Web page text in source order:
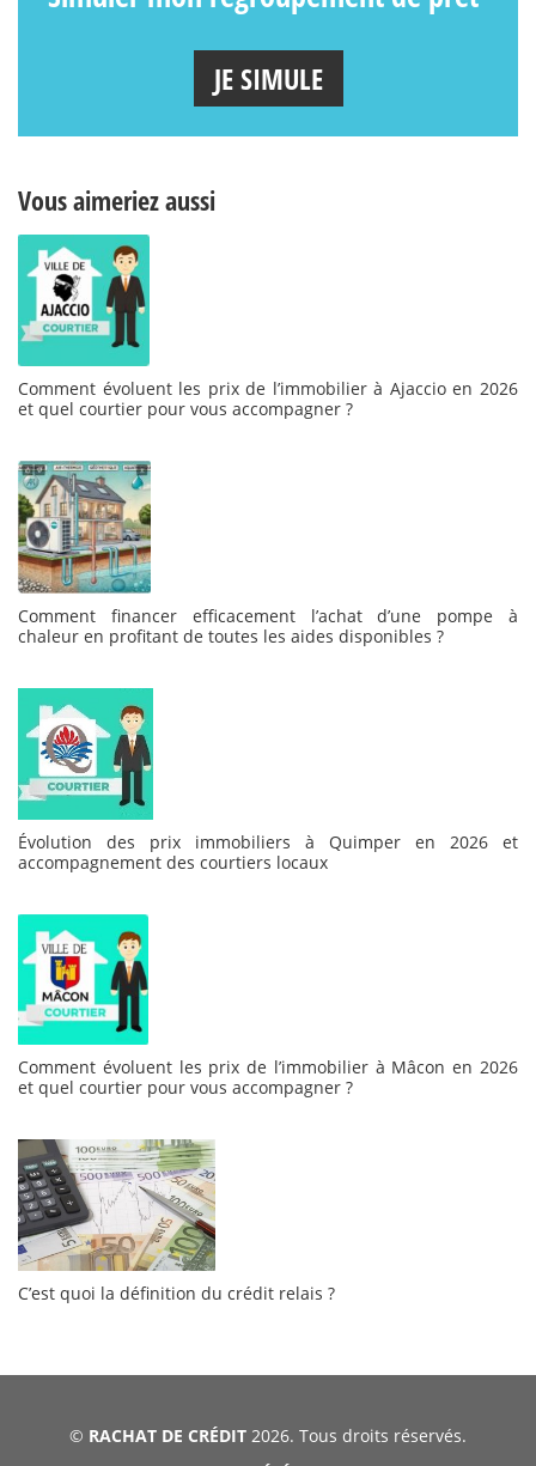
JE SIMULE
Vous aimeriez aussi
Comment évoluent les prix de l’immobilier à Ajaccio en 2026
et quel courtier pour vous accompagner ?
Comment financer efficacement l’achat d’une pompe à
chaleur en profitant de toutes les aides disponibles ?
Évolution des prix immobiliers à Quimper en 2026 et
accompagnement des courtiers locaux
Comment évoluent les prix de l’immobilier à Mâcon en 2026
et quel courtier pour vous accompagner ?
C’est quoi la définition du crédit relais ?
© RACHAT DE CRÉDIT 2026. Tous droits réservés.